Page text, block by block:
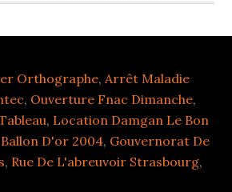
Orthographe,Arrêt Maladie
, Ouverture Fnac Dimanche,
, Location Damgan Le Bon
D'or 2004, Gouvernorat De
, Rue De L'abreuvoir Strasbourg,